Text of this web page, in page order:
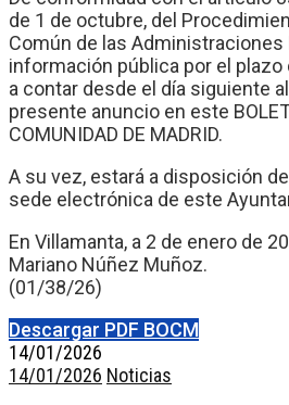
de 1 de octubre, del
Común de las
información pública por el plazo
a contar desde el día siguiente
presente anuncio en este
COMUNIDAD DE MADRID.
A su vez, estará a disposición
sede electrónica de este
En Villamanta, a 2 de enero de
Mariano Núñez Muñoz.
(01/38/26)
Descargar PDF BOCM
14/01/2026
14/01/2026 Noticias